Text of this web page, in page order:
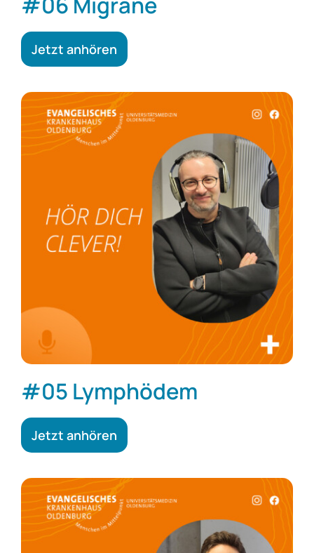
Jetzt anhören
#05 Lymphödem
Jetzt anhören